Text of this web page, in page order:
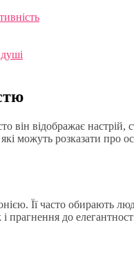
він відображає
можуть розказати про
Її часто обирають
до